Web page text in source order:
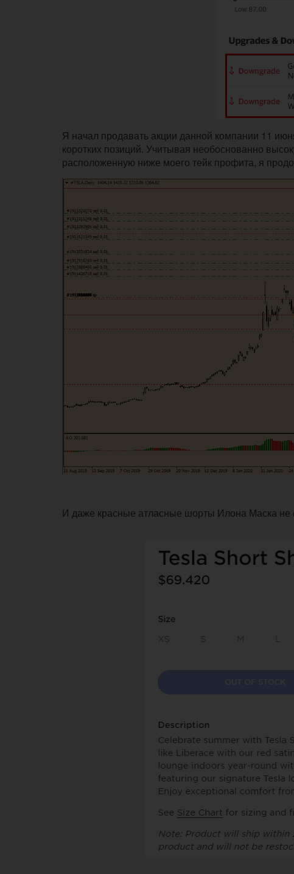
Я начал продавать акции данной компании 11
коротких позиций. Учитывая необоснованно
расположенную ниже моего тейк профита, я
И даже красные атласные шорты Илона Маска не